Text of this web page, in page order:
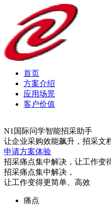
首页
方案介绍
应用场景
客户价值
N1国际问学智能招采助手
让企业采购效能飙升，招采文档
申请方案体验
招采痛点集中解决，让工作变
招采痛点集中解决，
让工作变得更简单、高效
痛点